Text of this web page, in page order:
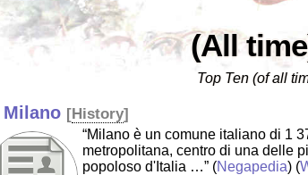
(All
Top Ten (of all
Milano [History]
“Milano è un comune italiano di 1
metropolitana, centro di una delle
popoloso d'Italia …” (Negapedia) (